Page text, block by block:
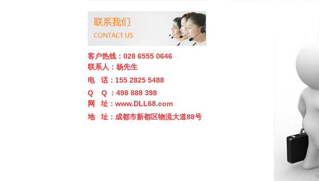
客户热线：028 6555 0646
联系人：杨先生
电 话：155 2825 5488
Q Q ：498 888 398
网 址： www.DLL68.com
地 址：成都市新都区物流大道88号